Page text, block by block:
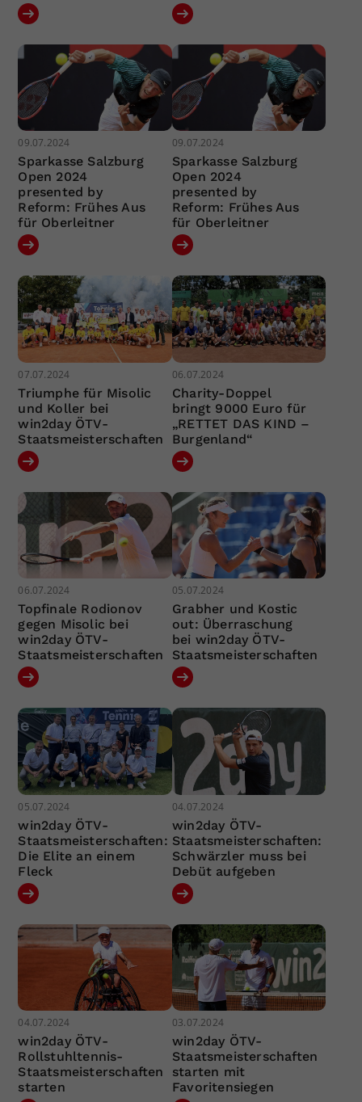
09.07.2024
Sparkasse Salzburg
Open 2024
presented by
Reform: Frühes Aus
für Oberleitner
09.07.2024
Sparkasse Salzburg
Open 2024
presented by
Reform: Frühes Aus
für Oberleitner
07.07.2024
Triumphe für Misolic
und Koller bei
win2day ÖTV-
Staatsmeisterschaften
06.07.2024
Charity-Doppel
bringt 9000 Euro für
„RETTET DAS KIND –
Burgenland“
06.07.2024
Topfinale Rodionov
gegen Misolic bei
win2day ÖTV-
Staatsmeisterschaften
05.07.2024
Grabher und Kostic
out: Überraschung
bei win2day ÖTV-
Staatsmeisterschaften
05.07.2024
win2day ÖTV-
Staatsmeisterschaften:
Die Elite an einem
Fleck
04.07.2024
win2day ÖTV-
Staatsmeisterschaften:
Schwärzler muss bei
Debüt aufgeben
04.07.2024
win2day ÖTV-
Rollstuhltennis-
Staatsmeisterschaften
starten
03.07.2024
win2day ÖTV-
Staatsmeisterschaften
starten mit
Favoritensiegen